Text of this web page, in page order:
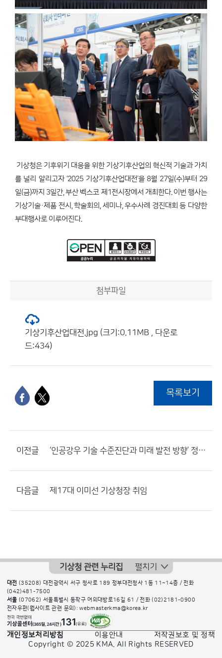
기상청은 기후위기 대응을 위한 기상기후산업의 혁신적 기술과 가치
를 널리 알리고자 ‘2025 기상기후산업대전’을 8월 27일(수)부터 29
일(금)까지 3일간, 부산 벡스코 제1전시장에서 개최한다. 이번 행사는
기상기술·제품 전시, 학술회의, 세미나, 우수사례 경진대회 등 다양한
부대행사로 이루어진다.
첨부파일
기상기후산업대전.jpg (크기:0.11MB , 다운로
드:434)
목록보기
이전글 ‘인공강우 기술 수준진단과 미래 발전 방향’ 정책토론회
다음글 제17대 이미선 기상청장 취임
기상청 관련 누리집 펼치기
대전 (35208) 대전광역시 서구 청사로 189 정부대전청사 1동 11~14층 / 전화
(042)481-7500
서울 (07062) 서울특별시 동작구 여의대방로16길 61 / 전화(02)2181-0900
전자우편(웹사이트 관련 문의): webmasterkma@korea.kr
개인정보처리방침 이용안내
저작권보호 및 정책
Copyright © 2025 KMA. All Rights RESERVED